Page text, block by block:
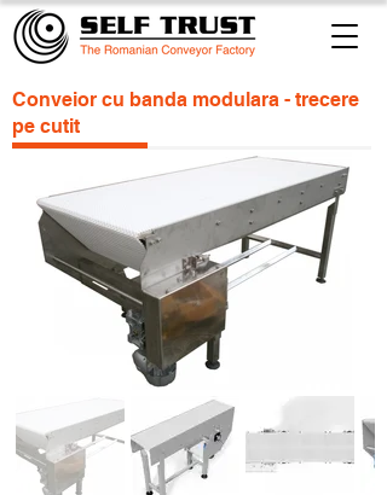
Conveior cu banda modulara - trecere
pe cutit